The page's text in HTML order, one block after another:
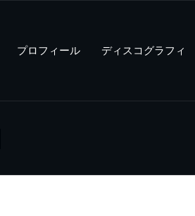
プロフィール ディスコグラフィ